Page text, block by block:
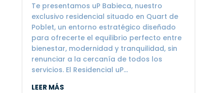
Te presentamos uP Babieca, nuestro
exclusivo residencial situado en Quart de
Poblet, un entorno estratégico diseñado
para ofrecerte el equilibrio perfecto entre
bienestar, modernidad y tranquilidad, sin
renunciar a la cercanía de todos los
servicios. El Residencial uP...
LEER MÁS